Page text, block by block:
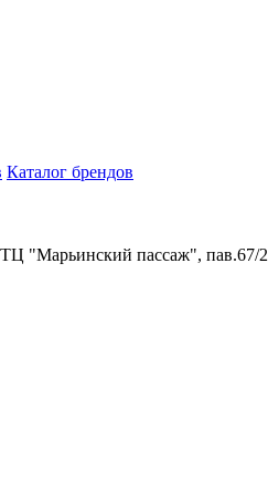
Каталог брендов
"Марьинский пассаж", пав.67/2